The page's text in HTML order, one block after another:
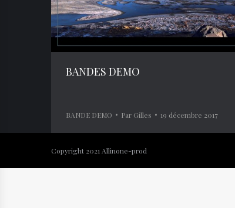
BANDES DEMO
BANDE DEMO Par Gilles 19 décembre 2017
Copyright 2021 Allinone-prod